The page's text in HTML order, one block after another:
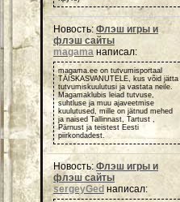
Новость:Флэш игры и
флэш сайты
magama написал:
magama.ee on tutvumisportaal
TÄISKASVANUTELE, kus võid jätta
tutvumiskuulutusi ja vastata neile.
Magamaklubis leiad tutvuse,
suhtluse ja muu ajaveetmise
kuulutused, mille on jätnud mehed
ja naised Tallinnast, Tartust ,
Pärnust ja teistest Eesti
piirkondadest.
Новость:Флэш игры и
флэш сайты
sergeyGed написал: